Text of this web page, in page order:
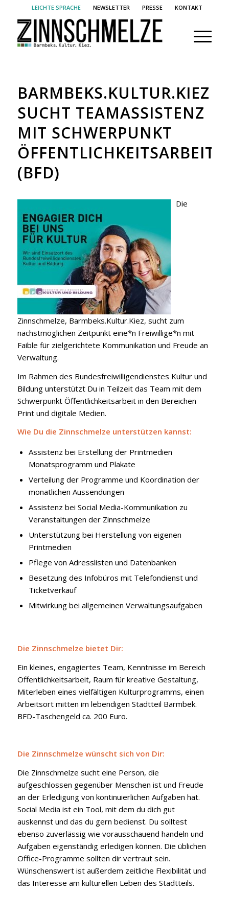
LEICHTE SPRACHE NEWSLETTER PRESSE KONTAKT
BARMBEKS.KULTUR.KIEZ
SUCHT TEAMASSISTENZ
MIT SCHWERPUNKT
ÖFFENTLICHKEITSARBEIT
(BFD)
Die
Zinnschmelze, Barmbeks.Kultur.Kiez, sucht zum
nächstmöglichen Zeitpunkt eine*n Freiwillige*n mit
Faible für zielgerichtete Kommunikation und Freude an
Verwaltung.
Im Rahmen des Bundesfreiwilligendienstes Kultur und
Bildung unterstützt Du in Teilzeit das Team mit dem
Schwerpunkt Öffentlichkeitsarbeit in den Bereichen
Print und digitale Medien.
Wie Du die Zinnschmelze unterstützen kannst:
Assistenz bei Erstellung der Printmedien
Monatsprogramm und Plakate
Verteilung der Programme und Koordination der
monatlichen Aussendungen
Assistenz bei Social Media-Kommunikation zu
Veranstaltungen der Zinnschmelze
Unterstützung bei Herstellung von eigenen
Printmedien
Pflege von Adresslisten und Datenbanken
Besetzung des Infobüros mit Telefondienst und
Ticketverkauf
Mitwirkung bei allgemeinen Verwaltungsaufgaben
Die Zinnschmelze bietet Dir:
Ein kleines, engagiertes Team, Kenntnisse im Bereich
Öffentlichkeitsarbeit, Raum für kreative Gestaltung,
Miterleben eines vielfältigen Kulturprogramms, einen
Arbeitsort mitten im lebendigen Stadtteil Barmbek.
BFD-Taschengeld ca. 200 Euro.
Die Zinnschmelze wünscht sich von Dir:
Die Zinnschmelze sucht eine Person, die
aufgeschlossen gegenüber Menschen ist und Freude
an der Erledigung von kontinuierlichen Aufgaben hat.
Social Media ist ein Tool, mit dem du dich gut
auskennst und das du gern bedienst. Du solltest
ebenso zuverlässig wie vorausschauend handeln und
Aufgaben eigenständig erledigen können. Die üblichen
Office-Programme sollten dir vertraut sein.
Wünschenswert ist außerdem zeitliche Flexibilität und
das Interesse am kulturellen Leben des Stadtteils.